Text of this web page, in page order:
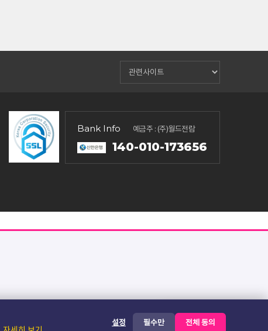
Bank Info 예금주 : (주)월드전람
140-010-173656
📱 내 입장 QR 확인
설정 필수만 전체 동의